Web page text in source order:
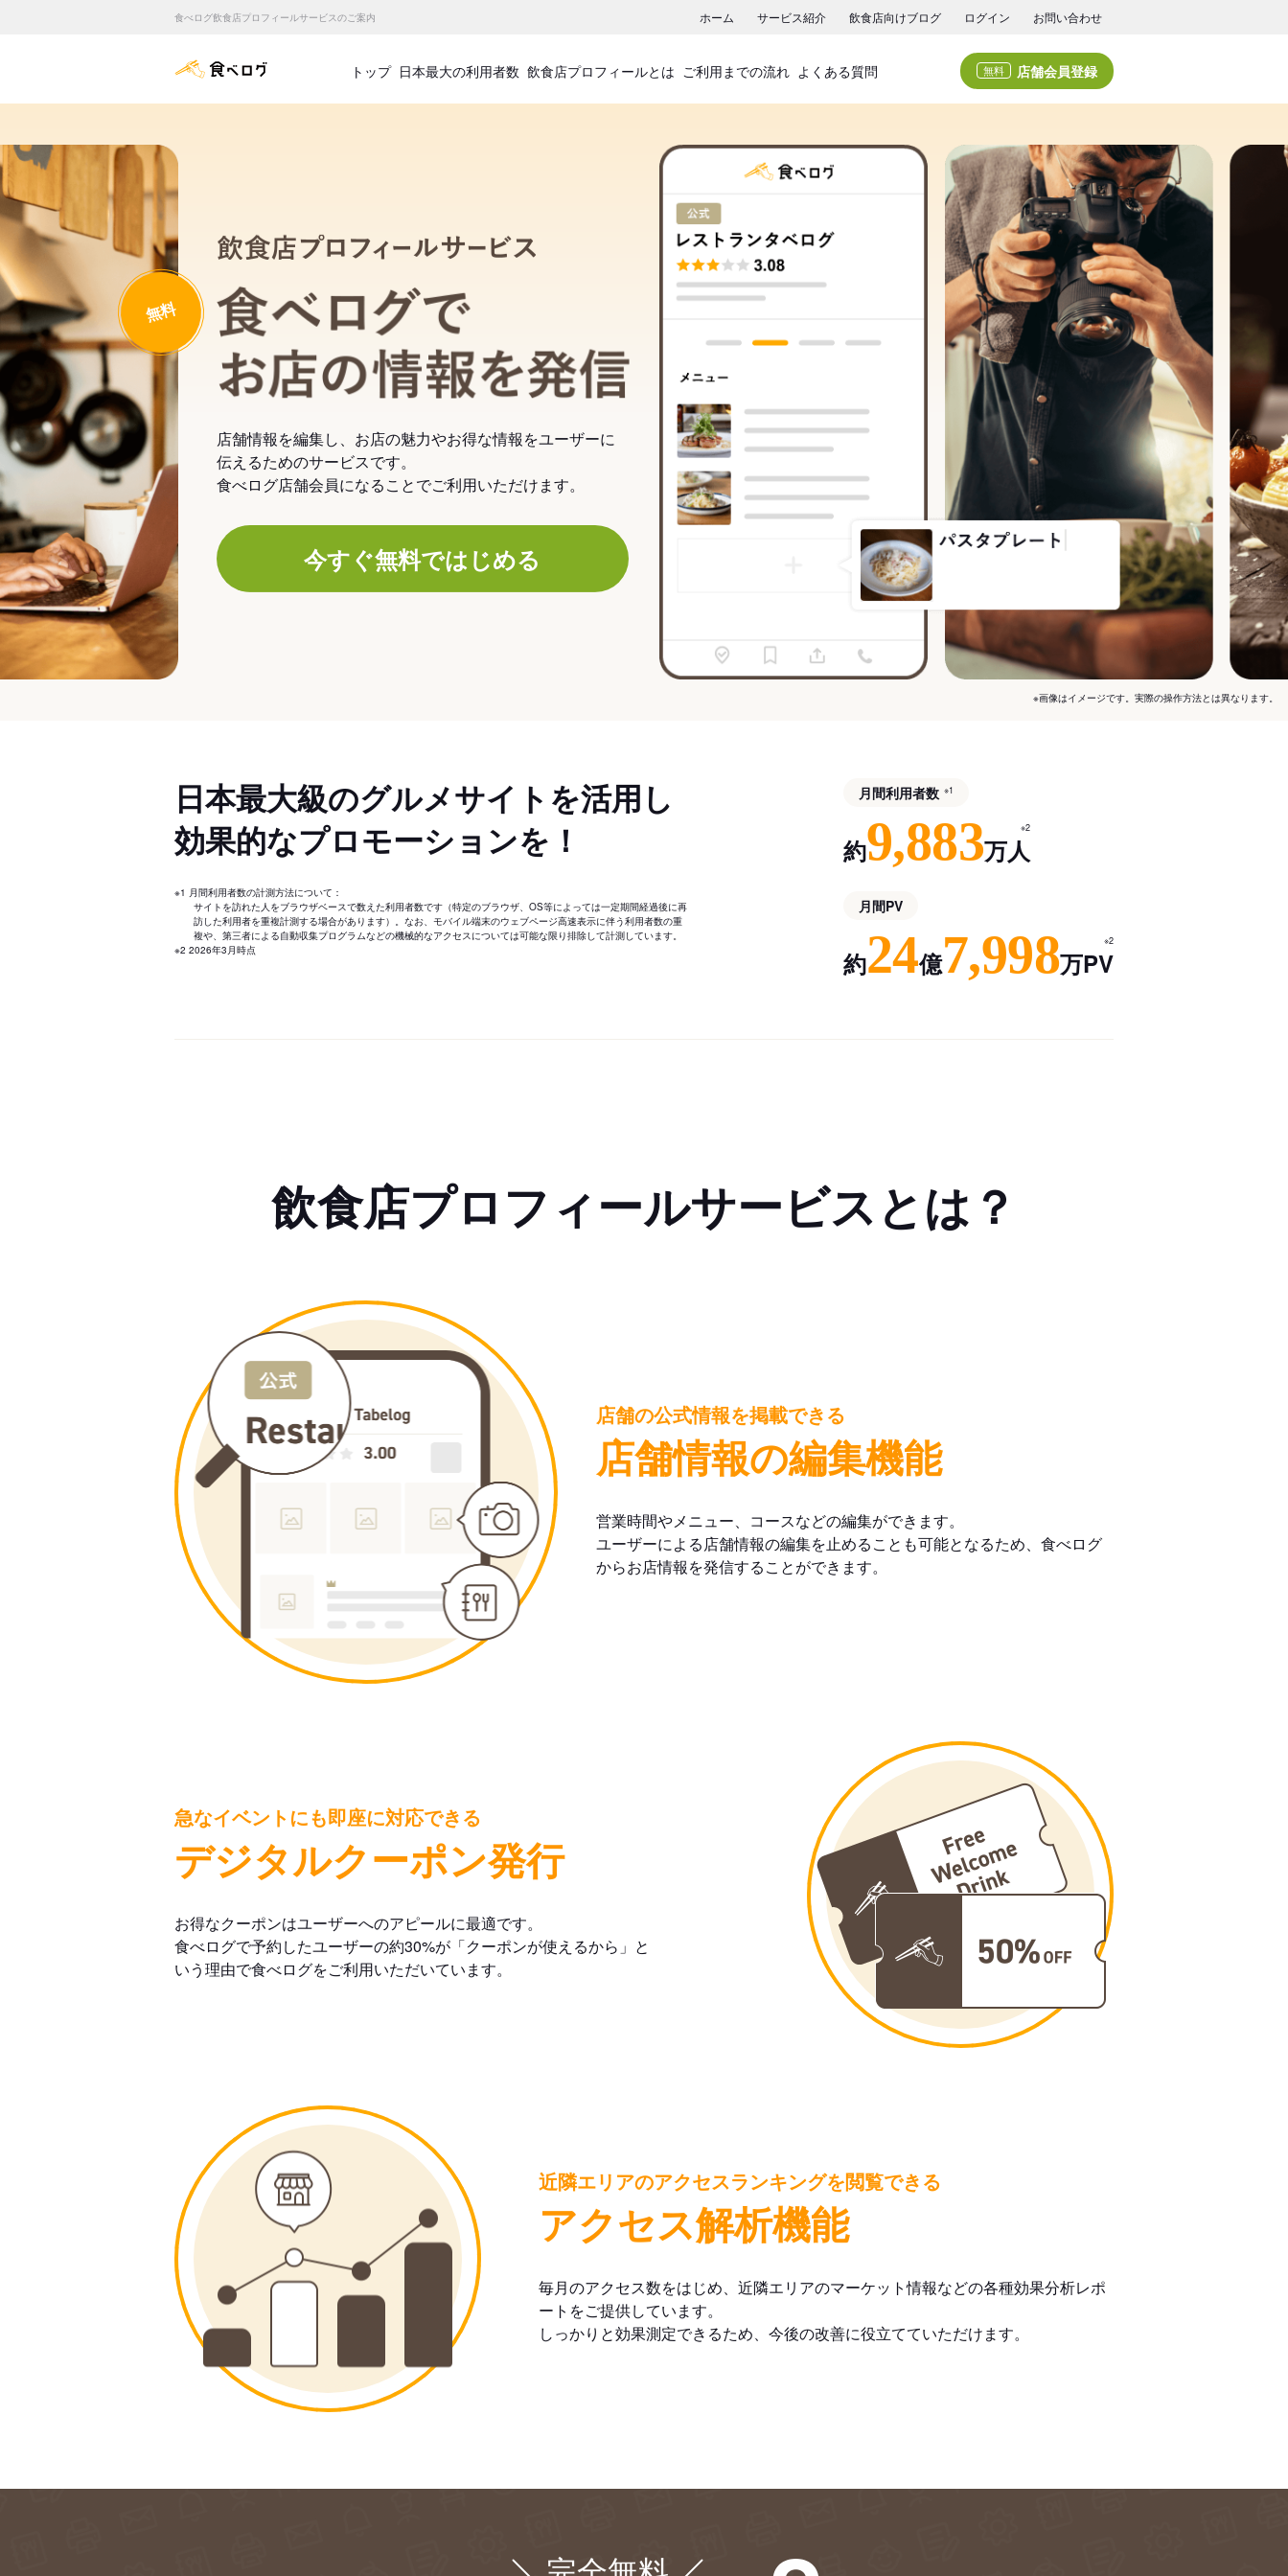
食べログ飲食店プロフィールサービスのご案内 ホーム サービス紹介 飲食店向けブログ ログイン お問い合わせ
食べログ店舗管理画面
トップ 日本最大の利用者数 飲食店プロフィールとは ご利用までの流れ よくある質問 無料 店舗会員登録
飲食店プロフィールサービス
食べログでお店の情報を発信
無料
店舗情報を編集し、お店の魅力やお得な情報をユーザーに
伝えるためのサービスです。
食べログ店舗会員になることでご利用いただけます。
今すぐ無料ではじめる
※画像はイメージです。実際の操作方法とは異なります。
日本最大級のグルメサイトを活用し
効果的なプロモーションを！
※1 月間利用者数の計測方法について：
サイトを訪れた人をブラウザベースで数えた利用者数です（特定のブラウザ、OS等によっては一定期間経過後に再
訪した利用者を重複計測する場合があります）。なお、モバイル端末のウェブページ高速表示に伴う利用者数の重
複や、第三者による自動収集プログラムなどの機械的なアクセスについては可能な限り排除して計測しています。
※2 2026年3月時点
月間利用者数 ※1
約9,883万人
※2
月間PV
約24億7,998万PV
※2
飲食店プロフィールサービスとは？
店舗の公式情報を掲載できる
店舗情報の編集機能
営業時間やメニュー、コースなどの編集ができます。
ユーザーによる店舗情報の編集を止めることも可能となるため、食べログ
からお店情報を発信することができます。
急なイベントにも即座に対応できる
デジタルクーポン発行
お得なクーポンはユーザーへのアピールに最適です。
食べログで予約したユーザーの約30%が「クーポンが使えるから」と
いう理由で食べログをご利用いただいています。
近隣エリアのアクセスランキングを閲覧できる
アクセス解析機能
毎月のアクセス数をはじめ、近隣エリアのマーケット情報などの各種効果分析レポ
ートをご提供しています。
しっかりと効果測定できるため、今後の改善に役立てていただけます。